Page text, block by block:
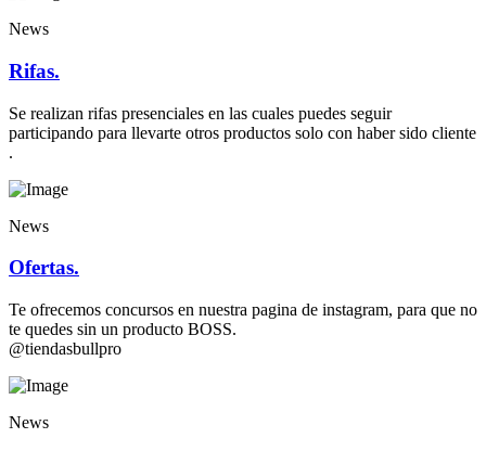
News
Rifas.
Se realizan rifas presenciales en las cuales puedes seguir
participando para llevarte otros productos solo con haber sido cliente
.
News
Ofertas.
Te ofrecemos concursos en nuestra pagina de instagram, para que no
te quedes sin un producto BOSS.
@tiendasbullpro
News